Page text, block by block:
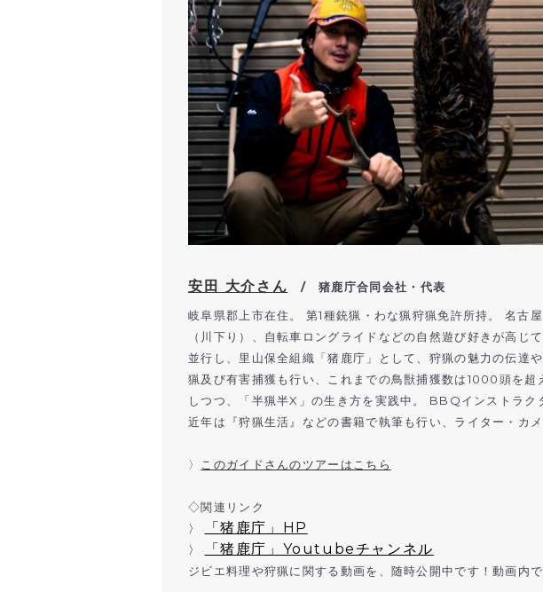
安田 大介さん / 猪鹿庁合同会社・代表
岐阜県郡上市在住。 第1種銃猟・わな猟狩猟免許所持。 名古
（川下り）、自転車ロングライドなどの自然遊び好きが高
並行し、里山保全組織「猪鹿庁」として、狩猟の魅力の伝達
猟及び有害捕獲も行い、これまでの鳥獣捕獲数は1000頭を
しつつ、「半猟半X」の生き方を実践中。 BBQインストラク
近年は『狩猟生活』などの書籍で執筆も行い、ライター・カ
〉 このガイドさんのツアーはこちら
◇関連リンク
〉
「猪鹿庁」HP
〉 「猪鹿庁」Youtubeチャンネル
ジビエ料理や狩猟に関する動画を、随時公開中です！動画内